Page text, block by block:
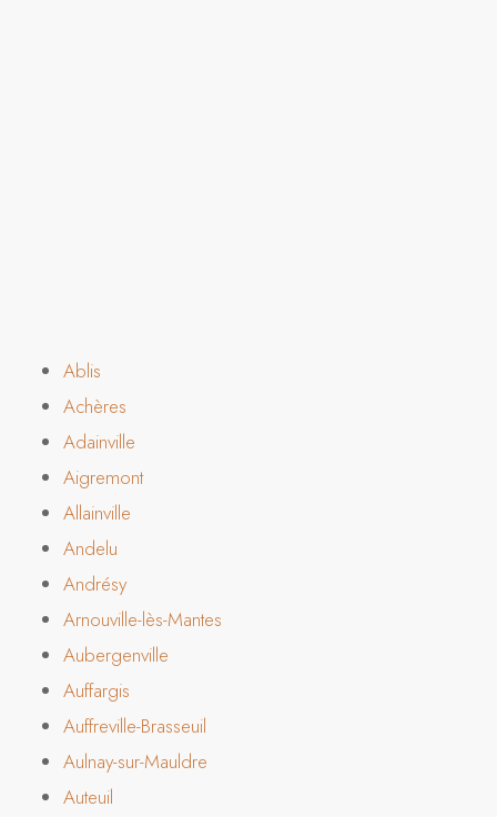
Ablis
Achères
Adainville
Aigremont
Allainville
Andelu
Andrésy
Arnouville-lès-Mantes
Aubergenville
Auffargis
Auffreville-Brasseuil
Aulnay-sur-Mauldre
Auteuil